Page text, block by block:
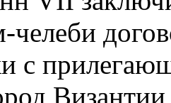
с
Византии